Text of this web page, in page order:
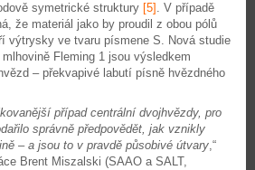
symetrické struktury [5] . V případě
že materiál jako by proudil z obou pólů
výtrysky ve tvaru písmene S. Nová studie
Fleming 1 jsou výsledkem
– překvapivé labutí písně hvězdného
případ centrální dvojhvězdy, pro
správně předpovědět, jak vznikly
– a jsou to v pravdě působivé útvary,“
Brent Miszalski (SAAO a SALT,